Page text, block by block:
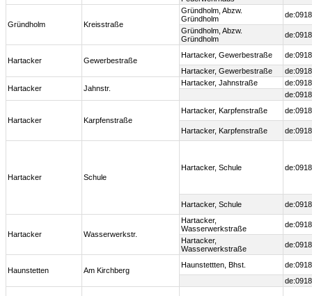
Gründholm Kreisstraße
Gründholm, Abzw.
Gründholm
Gründholm, Abzw.
Gründholm
Hartacker Gewerbestraße
Hartacker, Gewerbestraße
Hartacker, Gewerbestraße
Hartacker Jahnstr.
Hartacker, Jahnstraße
Hartacker Karpfenstraße
Hartacker, Karpfenstraße
Hartacker, Karpfenstraße
Hartacker Schule
Hartacker, Schule
Hartacker, Schule
Hartacker Wasserwerkstr.
Hartacker,
Wasserwerkstraße
Hartacker,
Wasserwerkstraße
Haunstetten Am Kirchberg
Haunstettten, Bhst.